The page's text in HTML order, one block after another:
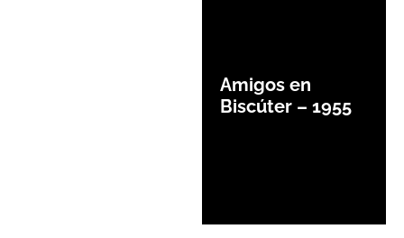
Amigos en
Biscúter – 1955